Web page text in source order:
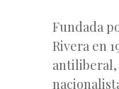
Fundada
Rivera en